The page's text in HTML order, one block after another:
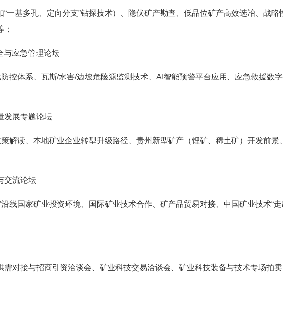
一基多孔、定向分支”钻探技术）、隐伏矿产勘查、低品位矿产高效选冶、战略
与应急管理论坛
防控体系、瓦斯/水害/边坡危险源监测技术、AI智能预警平台应用、应急救援数
发展专题论坛
策解读、本地矿业企业转型升级路径、贵州新型矿产（锂矿、稀土矿）开发前景
交流论坛
沿线国家矿业投资环境、国际矿业技术合作、矿产品贸易对接、中国矿业技术“
需对接与招商引资洽谈会、矿业科技交易洽谈会、矿业科技装备与技术专场拍卖